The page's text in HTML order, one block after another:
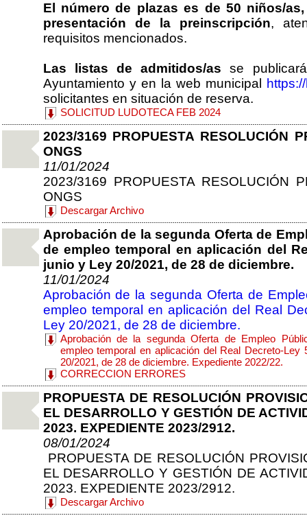
El número de plazas es de 50 niños/
presentación de la preinscripción,
requisitos mencionados.
Las listas de admitidos/as se
Ayuntamiento y en la web municipal
solicitantes en situación de reserva.
SOLICITUD LUDOTECA FEB 2024
2023/3169 PROPUESTA RESOLUCIÓN
ONGS
11/01/2024
2023/3169 PROPUESTA RESOLUCIÓN
ONGS
Descargar Archivo
Aprobación de la segunda Oferta de
de empleo temporal en aplicación del
junio y Ley 20/2021, de 28 de diciembre.
11/01/2024
Aprobación de la segunda Oferta de
empleo temporal en aplicación del Real
Ley 20/2021, de 28 de diciembre.
Aprobación de la segunda Oferta de Empleo
empleo temporal en aplicación del Real Decreto-
20/2021, de 28 de diciembre. Expediente 2022/22.
CORRECCION ERRORES
PROPUESTA DE RESOLUCIÓN
EL DESARROLLO Y GESTIÓN DE
2023. EXPEDIENTE 2023/2912.
08/01/2024
PROPUESTA DE RESOLUCIÓN
EL DESARROLLO Y GESTIÓN DE
2023. EXPEDIENTE 2023/2912.
Descargar Archivo